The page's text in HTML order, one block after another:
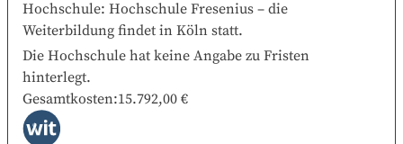
Hochschule: Hochschule Fresenius – die
Weiterbildung findet in Köln statt.
Die Hochschule hat keine Angabe zu Fristen
hinterlegt.
Gesamtkosten:15.792,00 €